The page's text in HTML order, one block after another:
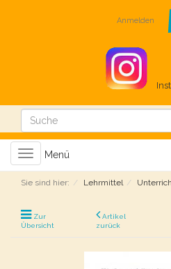
Anmelden
Toggle
navigation
Menü
Sie sind hier: Lehrmittel
Zur
Übersicht
Artikel
zurück